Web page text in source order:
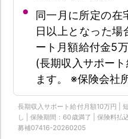
同一月に所定の在
日以上となった場
ート月額給付金5
(長期収入サポー
ます。 ※保険会社
長期収入サポート給付月額10万円 |
し | 保険期間：60歳満了 | 保険料払
募補07416-20260205